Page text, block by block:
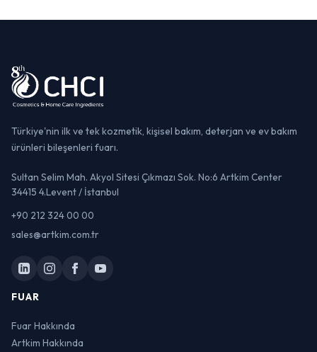
Türkiye'nin ilk ve tek kozmetik, kişisel bakım, deterjan ve ev bakım
ürünleri bileşenleri fuarı.
Sultan Selim Mah. Akyol Sitesi Çıkmazı Sok. No:6 Artkim Center
34415 4.Levent / İstanbul
+90 212 324 00 00
sales@artkim.com.tr
FUAR
Fuar Hakkında
Artkim Hakkında